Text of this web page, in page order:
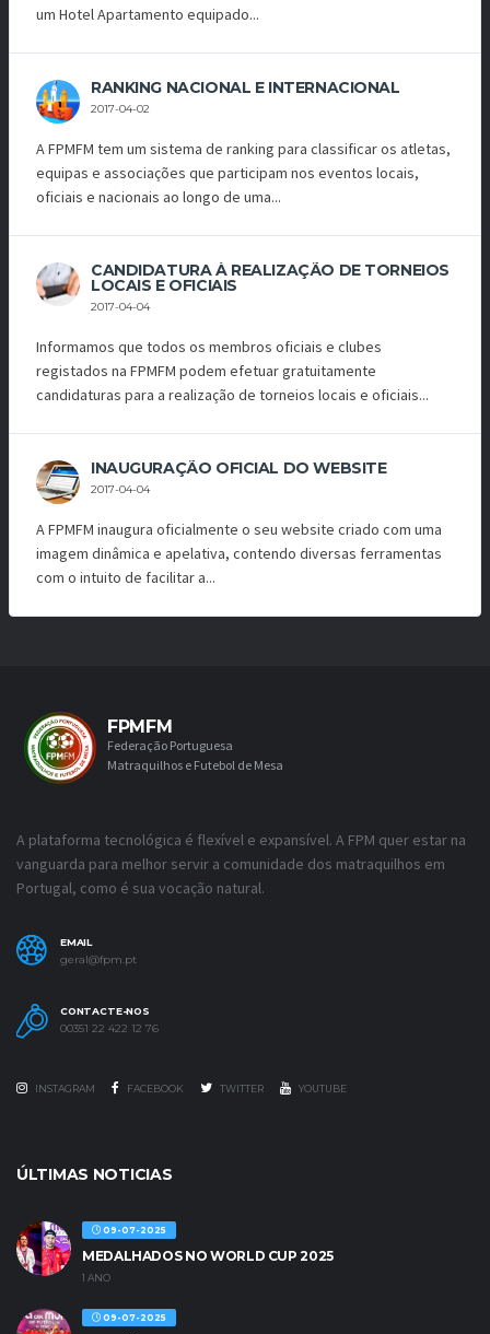
um Hotel Apartamento equipado...
RANKING NACIONAL E INTERNACIONAL
2017-04-02
A FPMFM tem um sistema de ranking para classificar os atletas,
equipas e associações que participam nos eventos locais,
oficiais e nacionais ao longo de uma...
CANDIDATURA À REALIZAÇÃO DE TORNEIOS
LOCAIS E OFICIAIS
2017-04-04
Informamos que todos os membros oficiais e clubes
registados na FPMFM podem efetuar gratuitamente
candidaturas para a realização de torneios locais e oficiais...
INAUGURAÇÃO OFICIAL DO WEBSITE
2017-04-04
A FPMFM inaugura oficialmente o seu website criado com uma
imagem dinâmica e apelativa, contendo diversas ferramentas
com o intuito de facilitar a...
FPMFM
Federação Portuguesa
Matraquilhos e Futebol de Mesa
A plataforma tecnológica é flexível e expansível. A FPM quer estar na
vanguarda para melhor servir a comunidade dos matraquilhos em
Portugal, como é sua vocação natural.
EMAIL
geral@fpm.pt
CONTACTE-NOS
00351 22 422 12 76
INSTAGRAM FACEBOOK TWITTER YOUTUBE
ÚLTIMAS NOTICIAS
09-07-2025
MEDALHADOS NO WORLD CUP 2025
1 ANO
09-07-2025